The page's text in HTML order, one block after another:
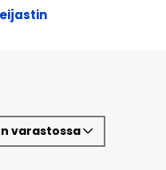
varastossa